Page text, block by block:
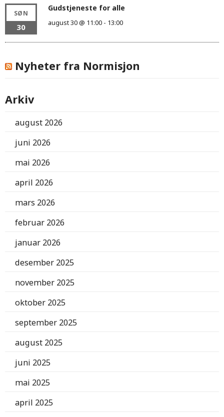
SØN
30
Gudstjeneste for alle
august 30 @ 11:00- 13:00
Nyheter fra Normisjon
Arkiv
august 2026
juni 2026
mai 2026
april 2026
mars 2026
februar 2026
januar 2026
desember 2025
november 2025
oktober 2025
september 2025
august 2025
juni 2025
mai 2025
april 2025